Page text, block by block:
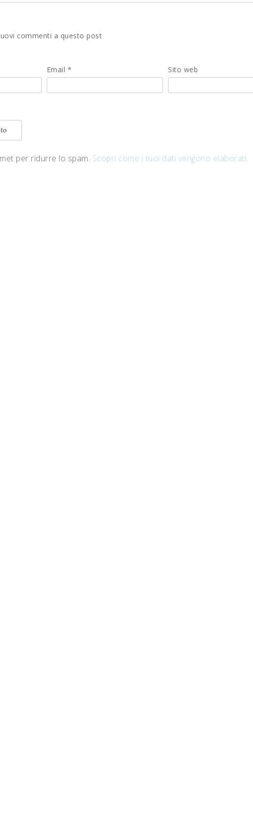
commenti a questo post
Email * Sito web
per ridurre lo spam. Scopri come i tuoi dati vengono elaborati.